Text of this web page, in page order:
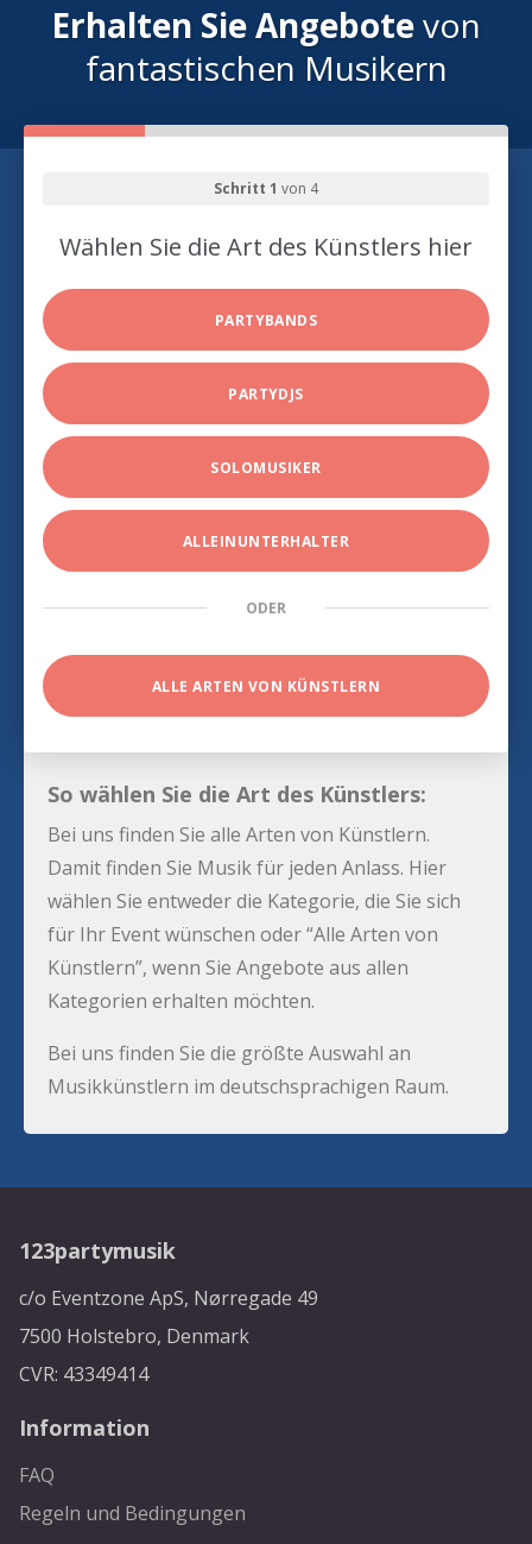
Erhalten Sie Angebotevon
fantastischen Musikern
Schritt 1 von 4
Wählen Sie die Art des Künstlers hier
PARTYBANDS
PARTYDJS
SOLOMUSIKER
ALLEINUNTERHALTER
ODER
ALLE ARTEN VON KÜNSTLERN
So wählen Sie die Art des Künstlers:
Bei uns finden Sie alle Arten von Künstlern.
Damit finden Sie Musik für jeden Anlass. Hier
wählen Sie entweder die Kategorie, die Sie sich
für Ihr Event wünschen oder “Alle Arten von
Künstlern”, wenn Sie Angebote aus allen
Kategorien erhalten möchten.
Bei uns finden Sie die größte Auswahl an
Musikkünstlern im deutschsprachigen Raum.
123partymusik
c/o Eventzone ApS, Nørregade 49
7500 Holstebro, Denmark
CVR: 43349414
Information
FAQ
Regeln und Bedingungen